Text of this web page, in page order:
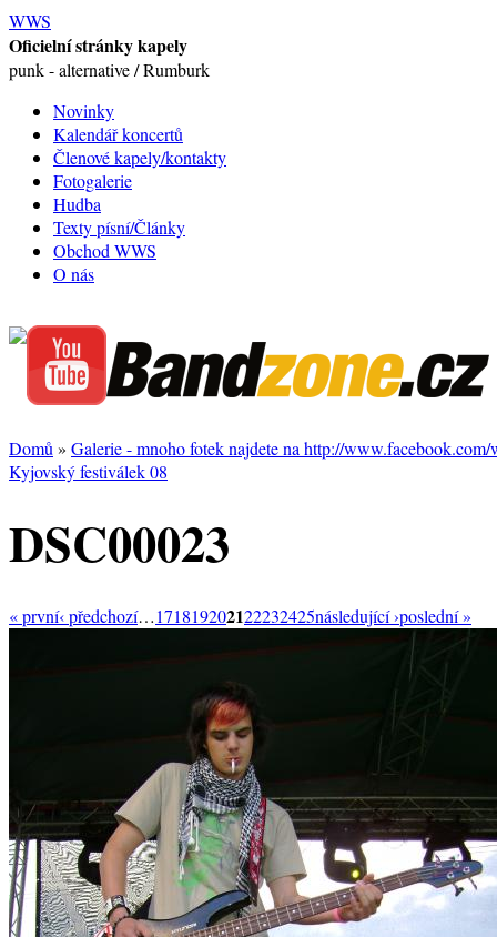
WWS
Oficielní stránky kapely
punk - alternative / Rumburk
Novinky
Kalendář koncertů
Členové kapely/kontakty
Fotogalerie
Hudba
Texty písní/Články
Obchod WWS
O nás
Domů » Galerie - mnoho fotek najdete na http://www.facebook.com/
Kyjovský festiválek 08
DSC00023
« první‹ předchozí…171819202122232425následující ›poslední »